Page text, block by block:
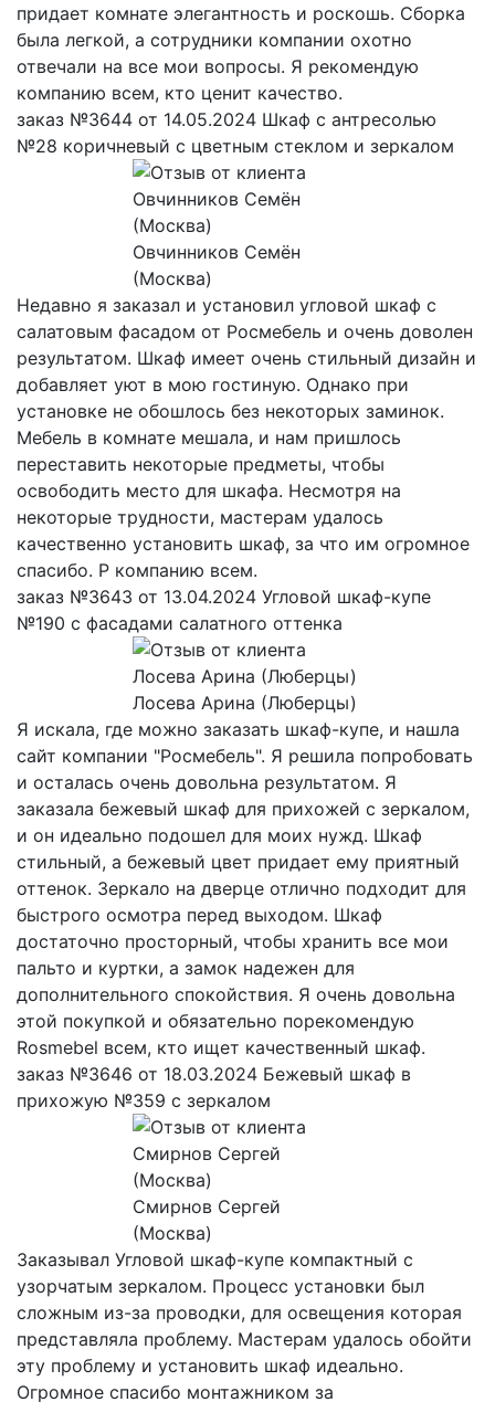
придает комнате элегантность и роскошь. Сборка
была легкой, а сотрудники компании охотно
отвечали на все мои вопросы. Я рекомендую
компанию всем, кто ценит качество.
заказ №3644 от 14.05.2024 Шкаф с антресолью
№28 коричневый с цветным стеклом и зеркалом
Овчинников Семён
(Москва)
Недавно я заказал и установил угловой шкаф с
салатовым фасадом от Росмебель и очень доволен
результатом. Шкаф имеет очень стильный дизайн и
добавляет уют в мою гостиную. Однако при
установке не обошлось без некоторых заминок.
Мебель в комнате мешала, и нам пришлось
переставить некоторые предметы, чтобы
освободить место для шкафа. Несмотря на
некоторые трудности, мастерам удалось
качественно установить шкаф, за что им огромное
спасибо. Р компанию всем.
заказ №3643 от 13.04.2024 Угловой шкаф-купе
№190 с фасадами салатного оттенка
Лосева Арина (Люберцы)
Я искала, где можно заказать шкаф-купе, и нашла
сайт компании "Росмебель". Я решила попробовать
и осталась очень довольна результатом. Я
заказала бежевый шкаф для прихожей с зеркалом,
и он идеально подошел для моих нужд. Шкаф
стильный, а бежевый цвет придает ему приятный
оттенок. Зеркало на дверце отлично подходит для
быстрого осмотра перед выходом. Шкаф
достаточно просторный, чтобы хранить все мои
пальто и куртки, а замок надежен для
дополнительного спокойствия. Я очень довольна
этой покупкой и обязательно порекомендую
Rosmebel всем, кто ищет качественный шкаф.
заказ №3646 от 18.03.2024 Бежевый шкаф в
прихожую №359 с зеркалом
Смирнов Сергей
(Москва)
Заказывал Угловой шкаф-купе компактный с
узорчатым зеркалом. Процесс установки был
сложным из-за проводки, для освещения которая
представляла проблему. Мастерам удалось обойти
эту проблему и установить шкаф идеально.
Огромное спасибо монтажником за